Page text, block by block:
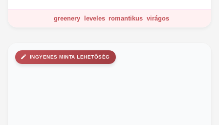
greenery leveles romantikus virágos
INGYENES MINTA LEHETŐSÉG